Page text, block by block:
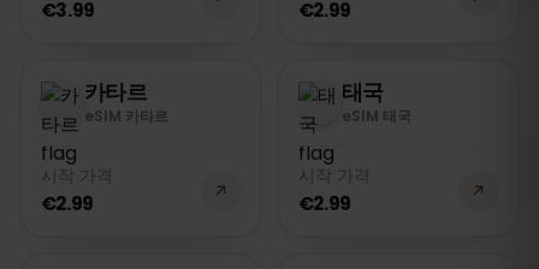
€3.99 €2.99
카타르
eSIM 카타르
시작 가격
€2.99
태국
eSIM 태국
시작 가격
€2.99